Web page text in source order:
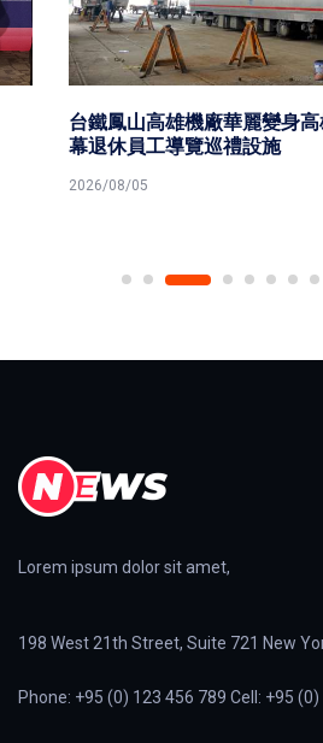
台鐵鳳山高雄機廠華麗變身高雄親
幕退休員工導覽巡禮設施
2026/08/05
Lorem ipsum dolor sit amet,
198 West 21th Street, Suite 721 New
Phone: +95 (0) 123 456 789 Cell: +95